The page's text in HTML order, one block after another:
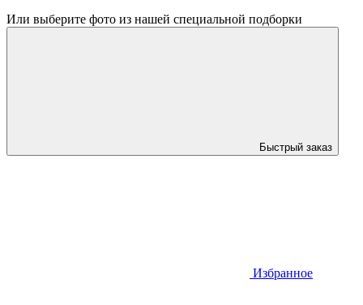
Или выберите фото из нашей специальной подборки
Быстрый заказ
Избранное